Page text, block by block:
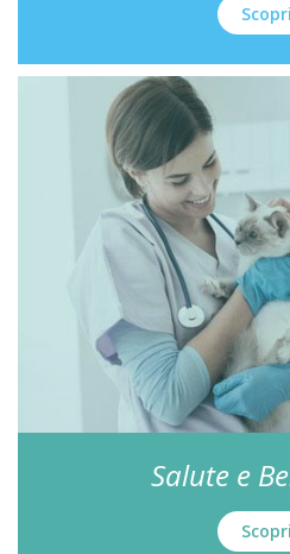
Scopri
Salute e
Scopri